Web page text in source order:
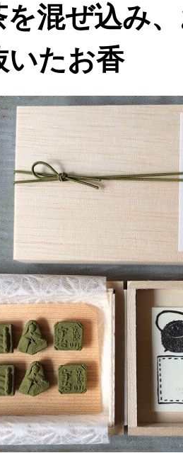
を混ぜ込み
いたお香